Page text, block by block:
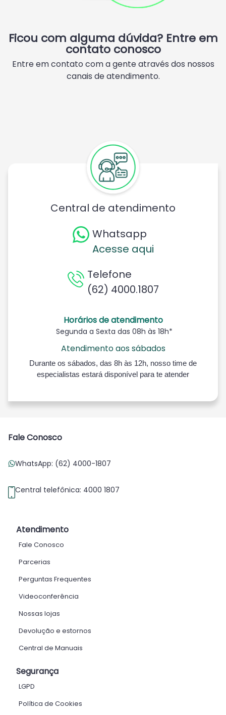
Ficou com alguma dúvida? Entre em
contato conosco
Entre em contato com a gente através dos nossos
canais de atendimento.
Central de atendimento
Whatsapp
Acesse aqui
Telefone
(62) 4000.1807
Horários de atendimento
Segunda a Sexta das 08h às 18h*
Atendimento aos sábados
Durante os sábados, das 8h às 12h, nosso time de
especialistas estará disponível para te atender
Fale Conosco
WhatsApp: (62) 4000-1807
Central telefônica: 4000 1807
Atendimento
Fale Conosco
Parcerias
Perguntas Frequentes
Videoconferência
Nossas lojas
Devolução e estornos
Central de Manuais
Segurança
LGPD
Política de Cookies